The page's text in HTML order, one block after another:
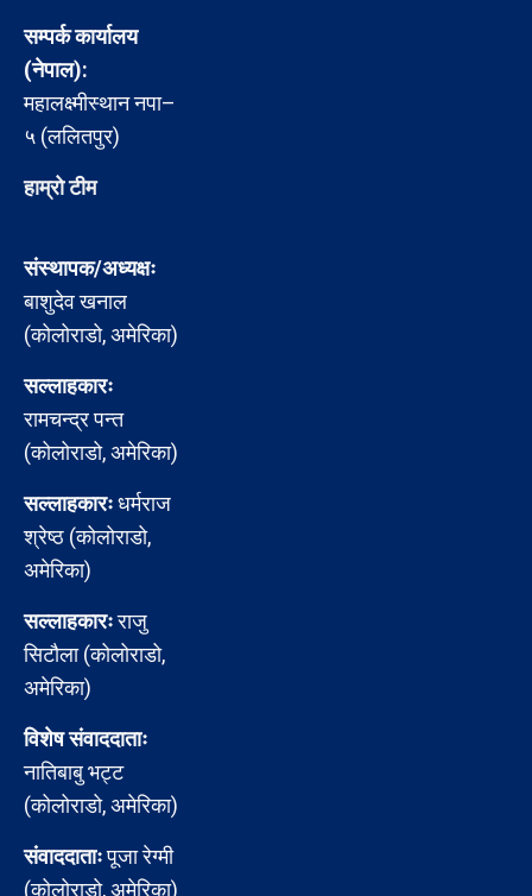
सम्पर्क कार्यालय
(नेपाल):
महालक्ष्मीस्थान नपा–
५ (ललितपुर)
हाम्रो टीम
संस्थापक/अध्यक्षः
बाशुदेव खनाल
(कोलोराडो, अमेरिका)
सल्लाहकारः
रामचन्द्र पन्त
(कोलोराडो, अमेरिका)
सल्लाहकारःधर्मराज
श्रेष्ठ (कोलोराडो,
अमेरिका)
सल्लाहकारःराजु
सिटौला (कोलोराडो,
अमेरिका)
विशेष संवाददाताः
नातिबाबु भट्ट
(कोलोराडो, अमेरिका)
संवाददाताःपूजा रेग्मी
(कोलोराडो, अमेरिका)